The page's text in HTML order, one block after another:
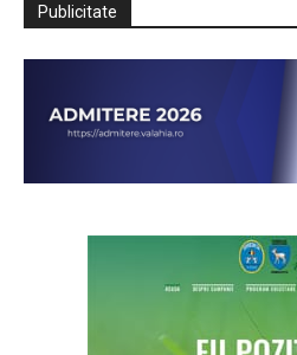
Publicitate